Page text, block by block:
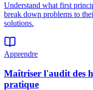
Understand what first
break down problems to
solutions.
Apprendre
Maîtriser l'audit des
pratique